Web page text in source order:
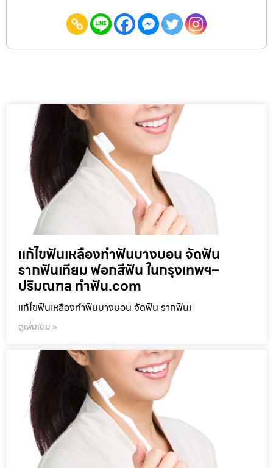
แก้ไขฟันเหลืองทำฟันบางบอน จัดฟัน
รากฟันเทียม ฟอกสีฟัน ในกรุงเทพฯ–
ปริมณฑล ทำฟัน.com
แก้ไขฟันเหลืองทำฟันบางบอน จัดฟัน รากฟันเ
ดูเพิ่มเติม »